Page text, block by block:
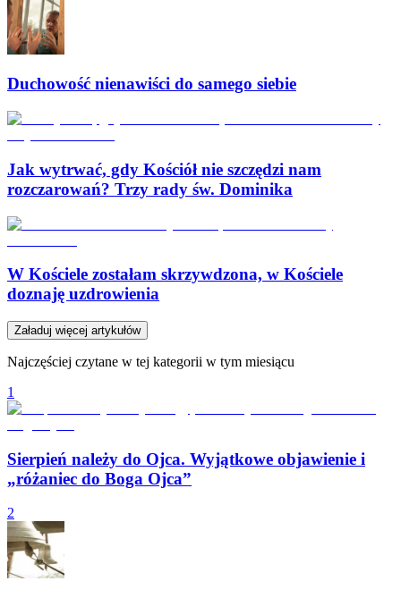
Duchowość nienawiści do samego siebie
Jak wytrwać, gdy Kościół nie szczędzi nam
rozczarowań? Trzy rady św. Dominika
W Kościele zostałam skrzywdzona, w Kościele
doznaję uzdrowienia
Załaduj więcej artykułów
Najczęściej czytane w tej kategorii w tym miesiącu
1
Sierpień należy do Ojca. Wyjątkowe objawienie i
„różaniec do Boga Ojca”
2